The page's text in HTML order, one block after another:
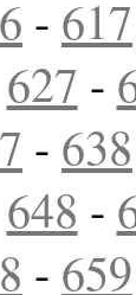
- 617
627 -
- 638
648 -
- 659